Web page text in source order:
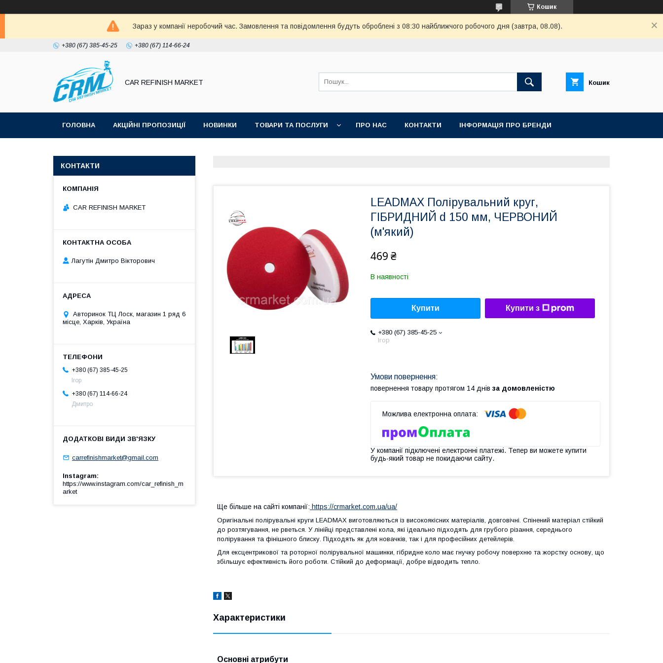
Кошик
Зараз у компанії неробочий час. Замовлення та повідомлення будуть оброблені з 08:30 найближчого робочого дня (завтра, 08.08).
+380 (67) 385-45-25 +380 (67) 114-66-24
CAR REFINISH MARKET Кошик
ГОЛОВНА АКЦІЙНІ ПРОПОЗИЦІЇ НОВИНКИ ТОВАРИ ТА ПОСЛУГИ ПРО НАС КОНТАКТИ ІНФОРМАЦІЯ ПРО БРЕНДИ
LEADMAX Полірувальний круг,
ГІБРИДНИЙ d 150 мм, ЧЕРВОНИЙ
(м'який)
469 ₴
В наявності
Купити Купити з
+380 (67) 385-45-25
Ігор
повернення товару протягом 14 днів за домовленістю
У компанії підключені електронні платежі. Тепер ви можете купити
будь-який товар не покидаючи сайту.
Ще більше на сайті компанії: https://crmarket.com.ua/ua/
Оригінальні полірувальні круги LEADMAX виготовляються із високоякісних матеріалів, довговічні. Спінений матеріал стійкий
до розтягування, не рветься. У лінійці представлені кола, які ідеально підходять для грубого різання, середнього
полірування та фінішного блиску. Підходять як для новачків, так і для професійних детейлерів.
Для ексцентрикової та роторної полірувальної машинки, гібридне коло має гнучку робочу поверхню та жорстку основу, що
збільшує ефективність його роботи. Стійкий до деформації, добре відводить тепло.
Характеристики
Основні атрибути
КОНТАКТИ
CAR REFINISH MARKET
Лагутін Дмитро Вікторович
Авторинок ТЦ Лоск, магазин 1 ряд 6
місце, Харків, Україна
+380 (67) 385-45-25
Ігор
+380 (67) 114-66-24
Дмитро
carrefinishmarket@gmail.com
Instagram
https://www.instagram.com/car_refinish_m
arket